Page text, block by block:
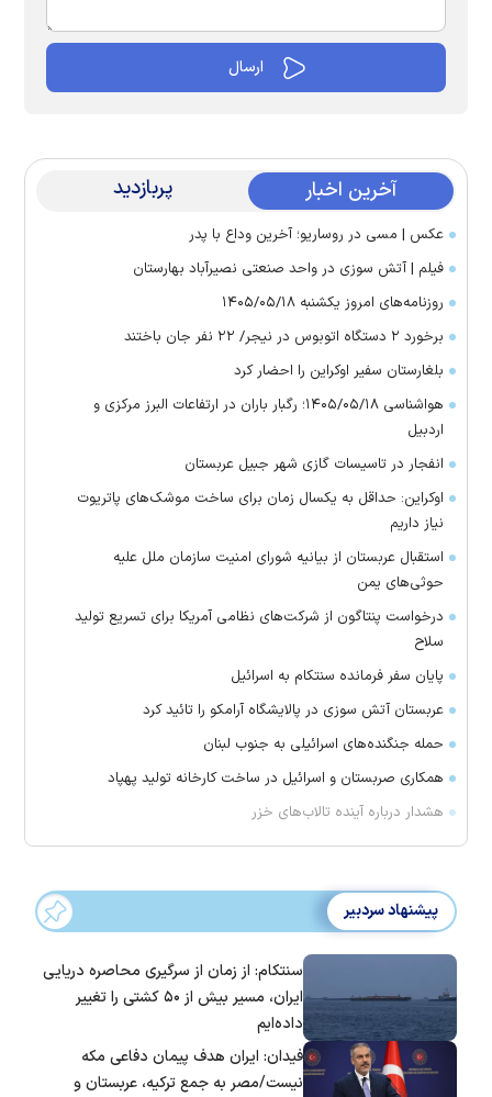
آخرین اخبار پربازدید
عکس | مسی در روساریو؛ آخرین وداع با پدر
فیلم | آتش سوزی در واحد صنعتی نصیرآباد بهارستان
روزنامه‌های امروز یکشنبه ۱۴۰۵/۰۵/۱۸
برخورد ۲ دستگاه اتوبوس در نیجر/ ۲۲ نفر جان باختند
بلغارستان سفیر اوکراین را احضار کرد
هواشناسی ۱۴۰۵/۰۵/۱۸؛ رگبار باران در ارتفاعات البرز مرکزی و
اردبیل
انفجار در تاسیسات گازی شهر جبیل عربستان
اوکراین: حداقل به یکسال زمان برای ساخت موشک‌های پاتریوت
نیاز داریم
استقبال عربستان از بیانیه شورای امنیت سازمان ملل علیه
حوثی‌های یمن
درخواست پنتاگون از شرکت‌های نظامی آمریکا برای تسریع تولید
سلاح
پایان سفر فرمانده سنتکام به اسرائیل
عربستان آتش سوزی در پالایشگاه آرامکو را تائید کرد
حمله جنگنده‌های اسرائیلی به جنوب لبنان
همکاری صربستان و اسرائیل در ساخت کارخانه تولید پهپاد
هشدار درباره آینده تالاب‌های خزر
پیشنهاد سردبیر
سنتکام: از زمان از سرگیری محاصره دریایی
ایران، مسیر بیش از ۵۰ کشتی را تغییر
داده‌ایم
فیدان: ایران هدف پیمان دفاعی مکه
نیست/مصر به جمع ترکیه، عربستان و